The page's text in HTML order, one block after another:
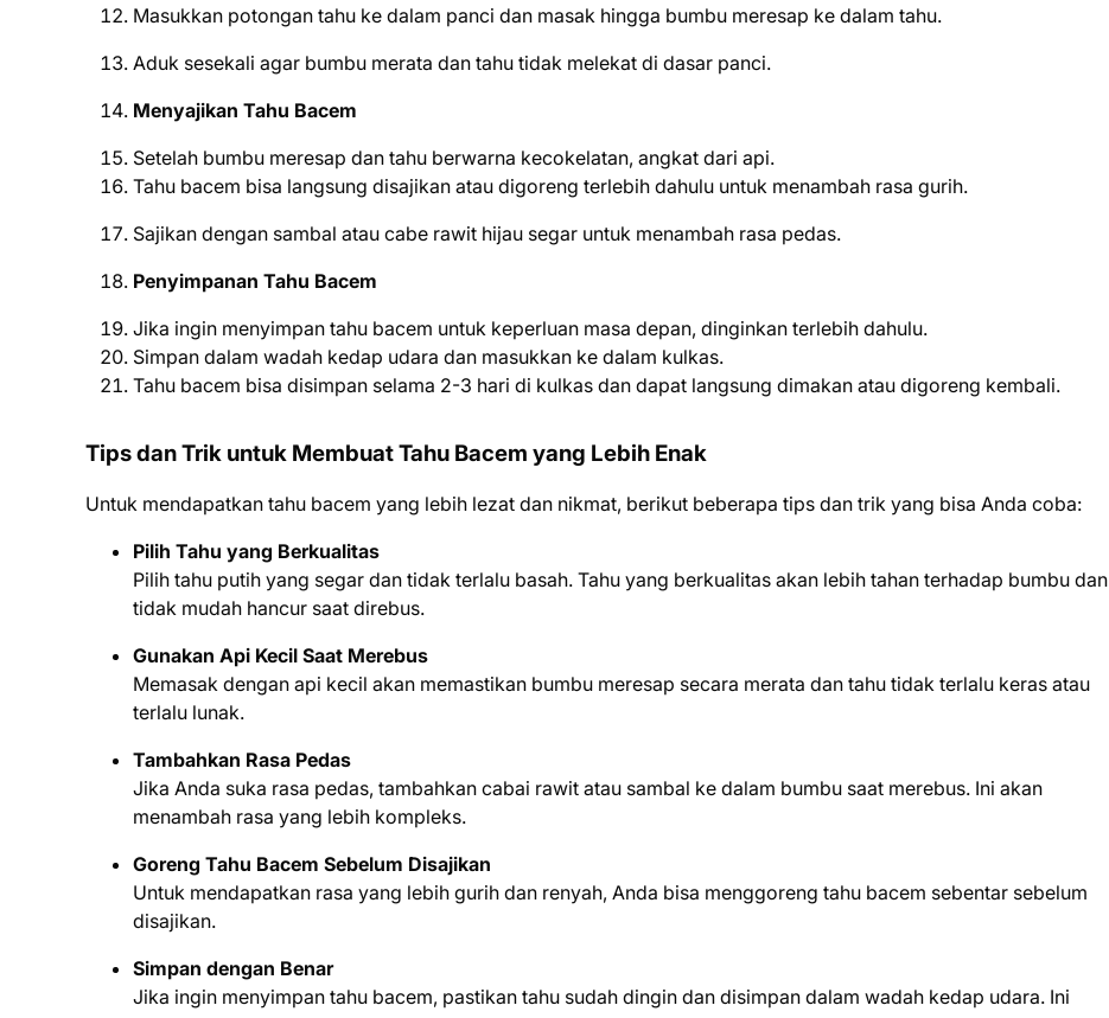
Masukkan potongan tahu ke dalam panci dan masak hingga bumbu meresap ke dalam tahu.
Aduk sesekali agar bumbu merata dan tahu tidak melekat di dasar panci.
Menyajikan Tahu Bacem
Setelah bumbu meresap dan tahu berwarna kecokelatan, angkat dari api.
Tahu bacem bisa langsung disajikan atau digoreng terlebih dahulu untuk menambah rasa gurih.
Sajikan dengan sambal atau cabe rawit hijau segar untuk menambah rasa pedas.
Penyimpanan Tahu Bacem
Jika ingin menyimpan tahu bacem untuk keperluan masa depan, dinginkan terlebih dahulu.
Simpan dalam wadah kedap udara dan masukkan ke dalam kulkas.
Tahu bacem bisa disimpan selama 2-3 hari di kulkas dan dapat langsung dimakan atau digoreng kembali.
Tips dan Trik untuk Membuat Tahu Bacem yang Lebih Enak
Untuk mendapatkan tahu bacem yang lebih lezat dan nikmat, berikut beberapa tips dan trik yang bisa Anda coba:
Pilih Tahu yang Berkualitas
Pilih tahu putih yang segar dan tidak terlalu basah. Tahu yang berkualitas akan lebih tahan terhadap bumbu dan
tidak mudah hancur saat direbus.
Gunakan Api Kecil Saat Merebus
Memasak dengan api kecil akan memastikan bumbu meresap secara merata dan tahu tidak terlalu keras atau
terlalu lunak.
Tambahkan Rasa Pedas
Jika Anda suka rasa pedas, tambahkan cabai rawit atau sambal ke dalam bumbu saat merebus. Ini akan
menambah rasa yang lebih kompleks.
Goreng Tahu Bacem Sebelum Disajikan
Untuk mendapatkan rasa yang lebih gurih dan renyah, Anda bisa menggoreng tahu bacem sebentar sebelum
disajikan.
Simpan dengan Benar
Jika ingin menyimpan tahu bacem, pastikan tahu sudah dingin dan disimpan dalam wadah kedap udara. Ini